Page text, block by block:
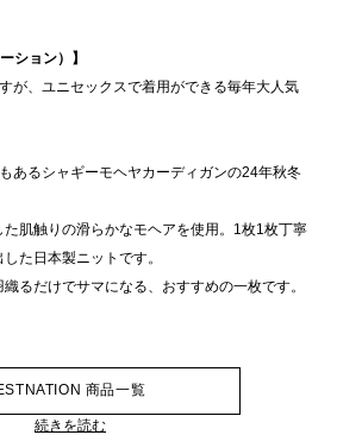
ション）】
が、ユニセックスで着用ができる毎年大人気
あるシャギーモヘヤカーディガンの24年秋冬
肌触りの滑らかなモヘアを使用。1枚1枚丁寧
た日本製ニットです。
るだけでサマになる、おすすめの一枚です。
商品一覧
続きを読む